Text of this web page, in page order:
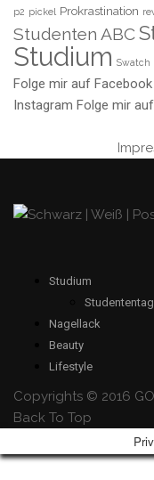
p2 pickel Prokrastination
Studenten ABC
Studium Swatch
Folge mir auf Facebook
Instagram Folge mir
Studium
Nagellack
Beauty
Lifestyle
Copyrights © 2016
Back To Top